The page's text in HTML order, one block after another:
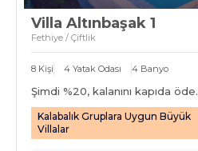
Villa Altınbaşak 1
Fethiye / Çiftlik
8 Kişi 4 Yatak Odası 4 Banyo
Şimdi %20, kalanını kapıda öde.
Kalabalık Gruplara Uygun Büyük
Villalar